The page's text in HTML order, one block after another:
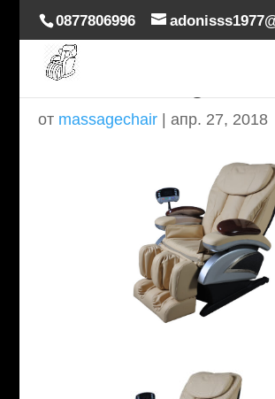
0877806996
delux-massage-
от massagechair| апр. 27, 2018